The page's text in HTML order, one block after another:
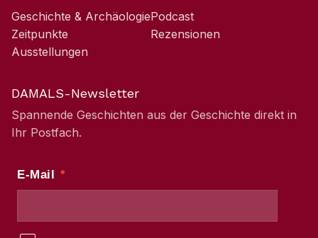
Geschichte & Archäologie
Zeitpunkte
Ausstellungen
Podcast
Rezensionen
DAMALS-Newsletter
Spannende Geschichten aus der Geschichte direkt in
Ihr Postfach.